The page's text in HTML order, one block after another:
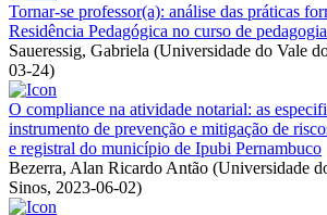
Tornar-se professor(a): análise das práticas
Residência Pedagógica no curso de pedagogia
Saueressig, Gabriela (Universidade do Vale
03-24)
O compliance na atividade notarial: as
instrumento de prevenção e mitigação de
e registral do município de Ipubi Pernambuco
Bezerra, Alan Ricardo Antão (Universidade
Sinos, 2023-06-02)